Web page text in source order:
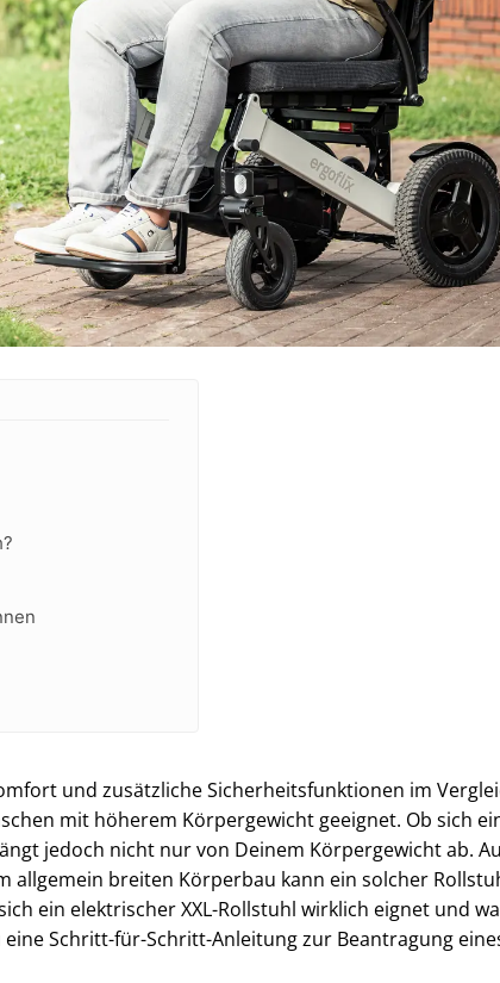
und zusätzliche Sicherheitsfunktionen im
mit höherem Körpergewicht geeignet. Ob sich
jedoch nicht nur von Deinem Körpergewicht ab.
allgemein breiten Körperbau kann ein solcher
ein elektrischer XXL-Rollstuhl wirklich eignet und
Schritt-für-Schritt-Anleitung zur Beantragung